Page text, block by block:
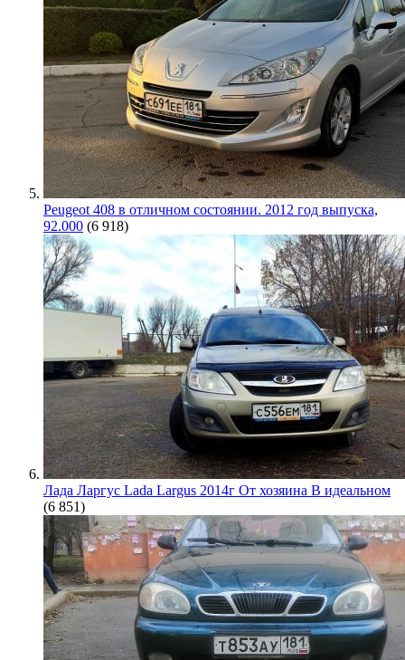
Peugeot 408 в отличном состоянии. 2012 год выпуска,
92.000 (6 918)
Лада Ларгус Lada Largus 2014г От хозяина В идеальном
(6 851)